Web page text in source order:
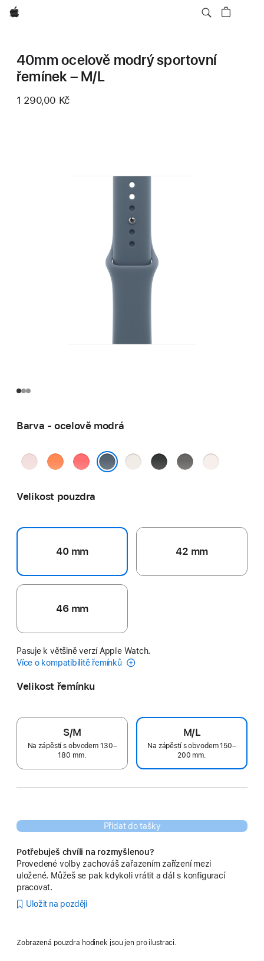
Apple
40mm ocelově modrý sportovní
řemínek – M/L
1 290,00 Kč
Barva - ocelově modrá
jemněmandarinková
guavově
růžová
hvězdněčerná skálověsvětle
Velikost pouzdra
40 mm 42 mm
46 mm
Pasuje k většině verzí Apple Watch.
Více o kompatibilitě řemínků
Velikost řemínku
S/M
Na zápěstí s obvodem 130–
180 mm.
M/L
Na zápěstí s obvodem 150–
200 mm.
Přidat do tašky
Potřebuješ chvíli na rozmyšlenou?
Provedené volby zachováš zařazením zařízení mezi
uložené. Můžeš se pak kdykoli vrátit a dál s konfigurací
pracovat.
Uložit na později
Zobrazená pouzdra hodinek jsou jen pro ilustraci.